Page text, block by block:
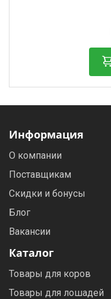
Информация
О компании
Поставщикам
Скидки и бонусы
Блог
Вакансии
Каталог
Товары для коров
Товары для лошадей